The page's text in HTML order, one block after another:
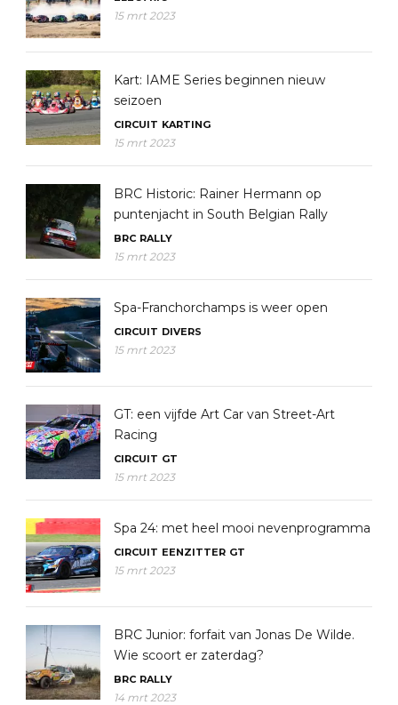
15 mrt 2023
Kart: IAME Series beginnen nieuw
seizoen
CIRCUIT KARTING
15 mrt 2023
BRC Historic: Rainer Hermann op
puntenjacht in South Belgian Rally
BRC RALLY
15 mrt 2023
Spa-Franchorchamps is weer open
CIRCUIT DIVERS
15 mrt 2023
GT: een vijfde Art Car van Street-Art
Racing
CIRCUIT GT
15 mrt 2023
Spa 24: met heel mooi nevenprogramma
CIRCUIT EENZITTER GT
15 mrt 2023
BRC Junior: forfait van Jonas De Wilde.
Wie scoort er zaterdag?
BRC RALLY
14 mrt 2023